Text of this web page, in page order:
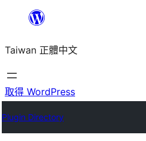
主
要
內
Taiwan 正體中文
取得 WordPress
Plugin Directory